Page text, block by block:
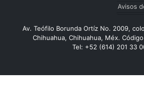
Avisos
Av. Teófilo Borunda Ortíz No. 2009,
Chihuahua, Chihuahua, Méx.
Tel: +52 (614) 201 33